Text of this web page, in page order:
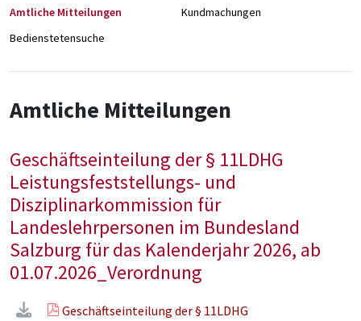
Amtliche Mitteilungen
Kundmachungen
Bedienstetensuche
Amtliche Mitteilungen
Geschäftseinteilung der § 11LDHG
Leistungsfeststellungs- und
Disziplinarkommission für
Landeslehrpersonen im Bundesland
Salzburg für das Kalenderjahr 2026, ab
01.07.2026_Verordnung
Geschäftseinteilung der § 11LDHG